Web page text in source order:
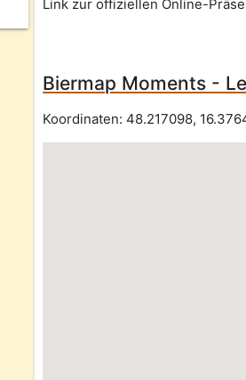
Link zur offiziellen Online-
Biermap Moments -
Koordinaten:48.217098,